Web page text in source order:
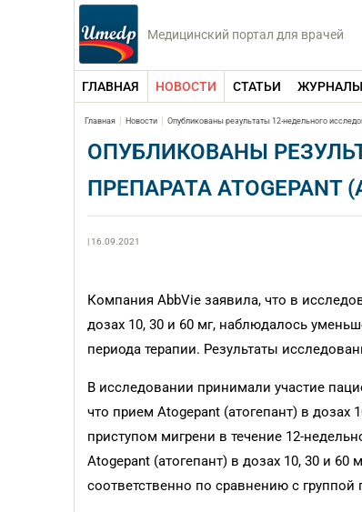
Медицинский портал для врачей
ГЛАВНАЯ НОВОСТИ СТАТЬИ ЖУРНАЛЫ
Главная Новости Опубликованы результаты 12-недельного
ОПУБЛИКОВАНЫ
ПРЕПАРАТА
| 16.09.2021
Компания AbbVie заявила, что в
дозах 10, 30 и 60 мг, наблюдалось
периода терапии. Результаты
В исследовании принимали участие
что прием Atogepant (атогепант) в
приступом мигрени в течение 12-
Atogepant (атогепант) в дозах 10, 30 и
соответственно по сравнению с